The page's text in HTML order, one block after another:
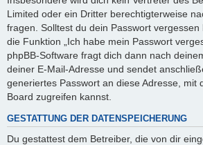
Limited oder ein Dritter berechtigterweise
fragen. Solltest du dein Passwort
die Funktion „Ich habe mein Passwort
phpBB-Software fragt dich dann nach
deiner E-Mail-Adresse und sendet
generiertes Passwort an diese Adresse, mit
Board zugreifen kannst.
GESTATTUNG DER DATENSPEICHERUNG
Du gestattest dem Betreiber, die von dir